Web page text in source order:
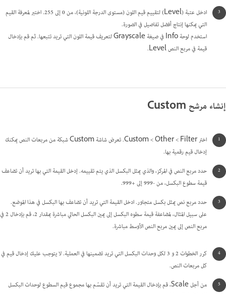
ادخل عتبة (Level) لتقييم قيم اللون (مستوى الدرجة اللونية)، من 0 إلى 255. اختبر لمعرفة القيم
التي يمكنها إنتاج أفضل تفاصيل في الصورة.
استخدم لوحة Info في صيغة Grayscale لتعريف قيمة اللون التي تريد تتبعها. ثم قم بإدخال
قيمة في مربع النص Level.
إنشاء مرشح Custom
اختر Filter >‏ Other >‏ Custom. تعرض شاشة Custom شبكة من مربعات النص يمكنك
إدخال قيم رقمية بها.
حدد مربع النص في المركز، والذي يمثل البكسل الذي يتم تقييمه. إدخل القيمة التي بها تريد أن تضاعف
قيمة سطوع البكسل، من -999 إلى +999.
حدد مربع نص يمثل بكسل متجاور. ادخل القيمة التي تريد أن تضاعف بها البكسل في هذا الموضع.
على سبيل المثال، لمضاعفة قيمة سطوه البكسل إلى يمين البكسل الحالي مباشرة بمقدار 2، قم بإدخال 2 في
مربع النص إلى يمين مربع النص الأوسط مباشرة.
كرر الخطوات 2 و 3 لكل وحدات البكسل التي تريد تضمينها في العملية. لا يتوجب عليك إدخال قيم في
كل مربعات النص.
من أجل Scale، قم بإدخال القيمة التي تريد أن تقسّم بها مجموع قيم السطوع لوحدات البكسل